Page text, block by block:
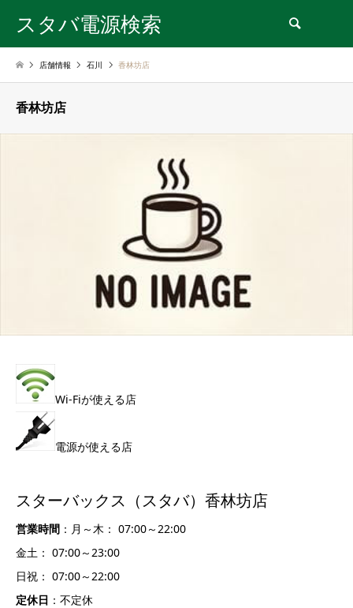
スタバ電源検索
店舗情報 石川 香林坊店
香林坊店
Wi-Fiが使える店
電源が使える店
スターバックス（スタバ）香林坊店
営業時間 ：月～木： 07:00～22:00
金土： 07:00～23:00
日祝： 07:00～22:00
定休日 ：不定休